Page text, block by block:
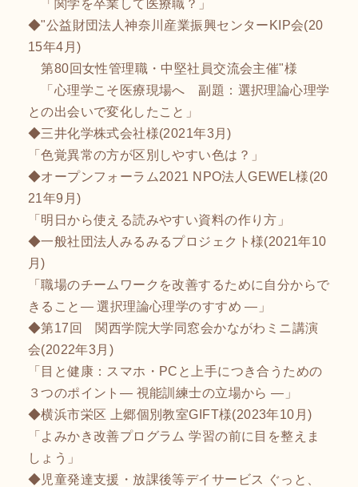
「関学を卒業して医療職？」
◆"公益財団法人神奈川産業振興センターKIP会(20
15年4月)
第80回女性管理職・中堅社員交流会主催"様
「心理学こそ医療現場へ 副題：選択理論心理学
との出会いで変化したこと」
◆三井化学株式会社様(2021年3月)
「色覚異常の方が区別しやすい色は？」
◆オープンフォーラム2021 NPO法人GEWEL様(20
21年9月)
「明日から使える読みやすい資料の作り方」
◆一般社団法人みるみるプロジェクト様(2021年10
月)
「職場のチームワークを改善するために自分からで
きること― 選択理論心理学のすすめ ―」
◆第17回 関西学院大学同窓会かながわミニ講演
会(2022年3月)
「目と健康：スマホ・PCと上手につき合うための
３つのポイント― 視能訓練士の立場から ―」
◆横浜市栄区 上郷個別教室GIFT様(2023年10月)
「よみかき改善プログラム 学習の前に目を整えま
しょう」
◆児童発達支援・放課後等デイサービス ぐっと、